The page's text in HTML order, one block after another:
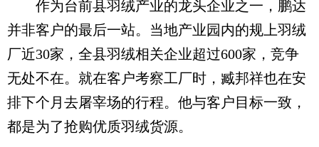
作为台前县羽绒产业的龙头企业之一，鹏达
并非客户的最后一站。当地产业园内的规上羽绒
厂近30家，全县羽绒相关企业超过600家，竞争
无处不在。就在客户考察工厂时，臧邦祥也在安
排下个月去屠宰场的行程。他与客户目标一致，
都是为了抢购优质羽绒货源。